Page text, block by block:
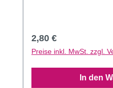
Regulärer Preis:
2,80 €
Preise inkl. MwSt. zzgl.
In den